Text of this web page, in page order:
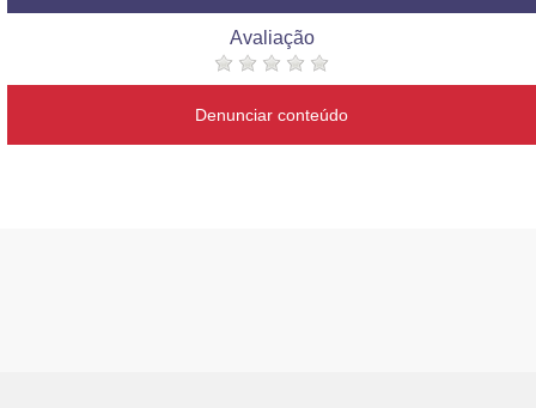
Avaliação
Denunciar conteúdo